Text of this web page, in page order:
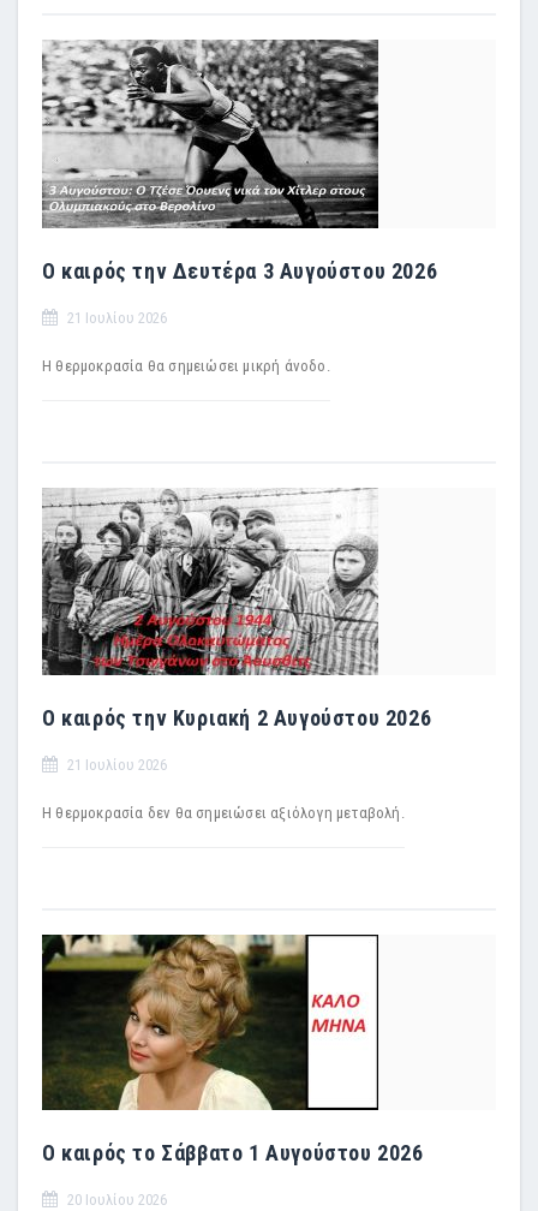
Ο καιρός την Δευτέρα 3 Αυγούστου 2026
21 Ιουλίου 2026
Η θερμοκρασία θα σημειώσει μικρή άνοδο.
Ο καιρός την Κυριακή 2 Αυγούστου 2026
21 Ιουλίου 2026
Η θερμοκρασία δεν θα σημειώσει αξιόλογη μεταβολή.
Ο καιρός το Σάββατο 1 Αυγούστου 2026
20 Ιουλίου 2026